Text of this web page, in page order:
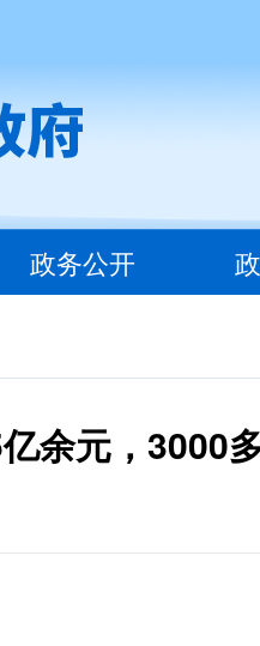
政务公开
余元，3000